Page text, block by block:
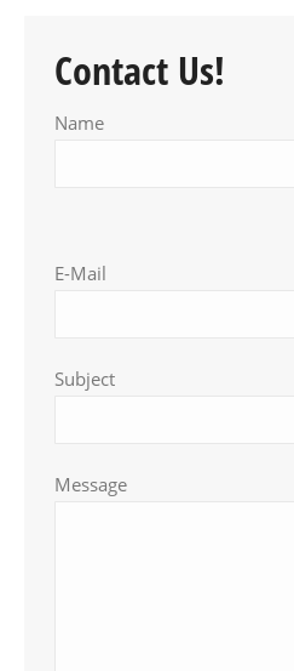
Contact Us!
Name
Bitte lasse dieses Feld leer.
E-Mail
Subject
Message